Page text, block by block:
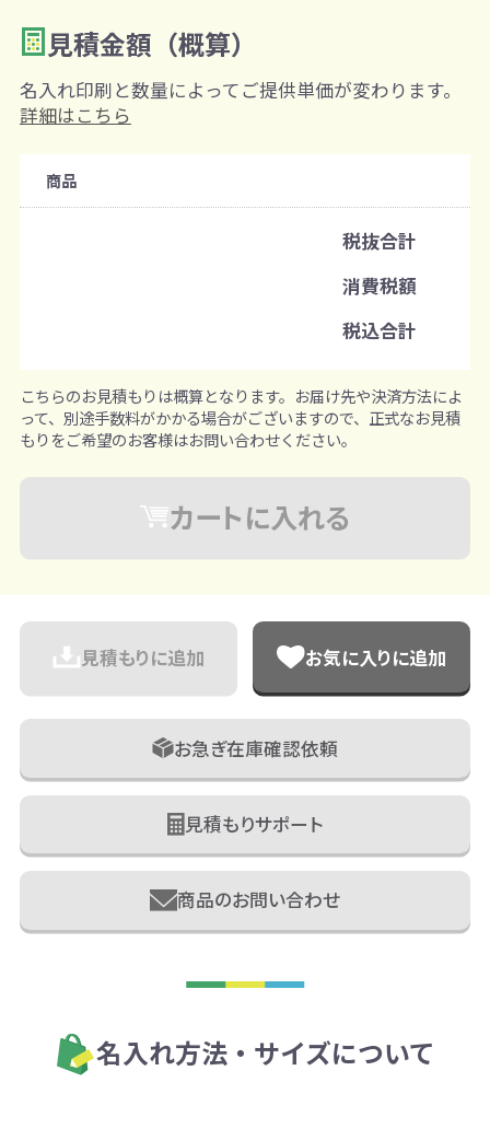
2 数量を入力
購入条件
既製品：50個から
名入れあり：100個から
※既製品サンプルは各色3個まで
見積金額（概算）
名入れ印刷と数量によってご提供単価が変わります。
詳細はこちら
商品
税抜合計
消費税額
税込合計
こちらのお見積もりは概算となります。お届け先や決済方法によ
って、別途手数料がかかる場合がございますので、正式なお見積
もりをご希望のお客様はお問い合わせください。
カートに入れる
見積もりに追加 お気に入りに追加
お急ぎ在庫確認依頼
見積もりサポート
商品のお問い合わせ
名入れ方法・サイズについて